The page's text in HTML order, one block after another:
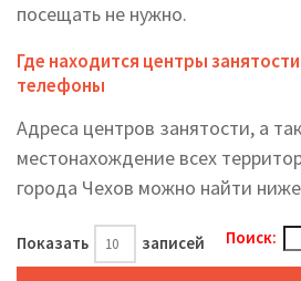
посещать не нужно.
Где находится центры
телефоны
Адреса центров занятости, а
местонахождение всех
города Чехов можно найти
Показать записей Поиск: